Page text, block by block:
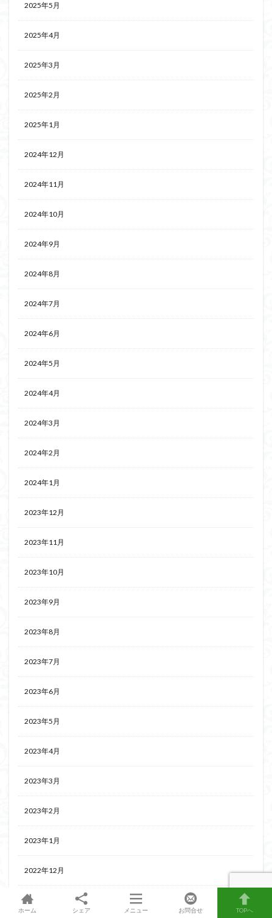
2025年5月
2025年4月
2025年3月
2025年2月
2025年1月
2024年12月
2024年11月
2024年10月
2024年9月
2024年8月
2024年7月
2024年6月
2024年5月
2024年4月
2024年3月
2024年2月
2024年1月
2023年12月
2023年11月
2023年10月
2023年9月
2023年8月
2023年7月
2023年6月
2023年5月
2023年4月
2023年3月
2023年2月
2023年1月
2022年12月
2022年11月
ホーム シェア メニュー お問合せ TOPへ